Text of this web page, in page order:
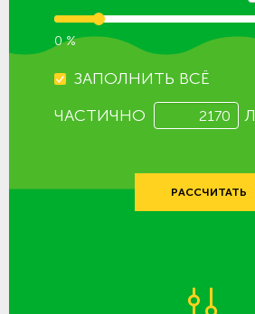
0 %
ЗАПОЛНИТЬ ВСЁ
ЧАСТИЧНО
Л
РАССЧИТАТЬ